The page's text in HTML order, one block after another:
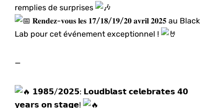
remplies de surprises
𝐑𝐞𝐧𝐝𝐞𝐳-𝐯𝐨𝐮𝐬 𝐥𝐞𝐬 𝟏𝟕/𝟏𝟖/𝟏𝟗/𝟐𝟎 𝐚𝐯𝐫𝐢𝐥 𝟐𝟎𝟐𝟓 au Black
Lab pour cet événement exceptionnel !
—
𝟭𝟵𝟴𝟱/𝟮𝟬𝟮𝟱: 𝗟𝗼𝘂𝗱𝗯𝗹𝗮𝘀𝘁 𝗰𝗲𝗹𝗲𝗯𝗿𝗮𝘁𝗲𝘀 𝟰𝟬
𝘆𝗲𝗮𝗿𝘀 𝗼𝗻 𝘀𝘁𝗮𝗴𝗲!